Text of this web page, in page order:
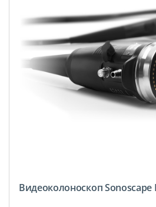
Видеоколоноскоп Sonoscape